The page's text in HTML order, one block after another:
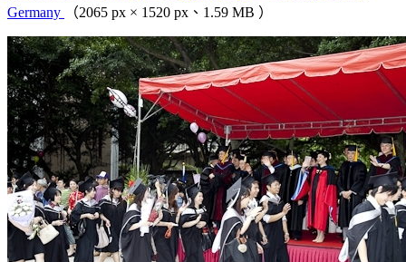
Germany
（2065 px × 1520 px、1.59 MB ）